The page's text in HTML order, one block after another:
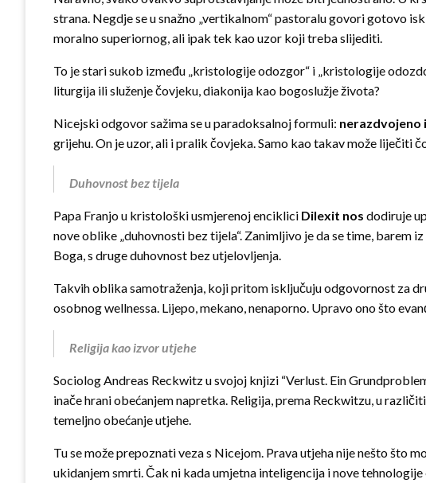
strana. Negdje se u snažno „vertikalnom“ pastoralu govori gotovo
moralno superiornog, ali ipak tek kao uzor koji treba slijediti.
To je stari sukob između „kristologije odozgor“ i „kristologije
liturgija ili služenje čovjeku, diakonija kao bogoslužje života?
Nicejski odgovor sažima se u paradoksalnoj formuli: nerazdvojeno
grijehu. On je uzor, ali i pralik čovjeka. Samo kao takav može liječiti
Duhovnost bez tijela
Papa Franjo u kristološki usmjerenoj enciklici Dilexit nos dodiruje
nove oblike „duhovnosti bez tijela“. Zanimljivo je da se time,
Boga, s druge duhovnost bez utjelovljenja.
Takvih oblika samotraženja, koji pritom isključuju odgovornost za
osobnog wellnessa. Lijepo, mekano, nenaporno. Upravo ono što
Religija kao izvor utjehe
Sociolog Andreas Reckwitz u svojoj knjizi “Verlust. Ein
inače hrani obećanjem napretka. Religija, prema Reckwitzu, u
temeljno obećanje utjehe.
Tu se može prepoznati veza s Nicejom. Prava utjeha nije nešto što
ukidanjem smrti. Čak ni kada umjetna inteligencija i nove